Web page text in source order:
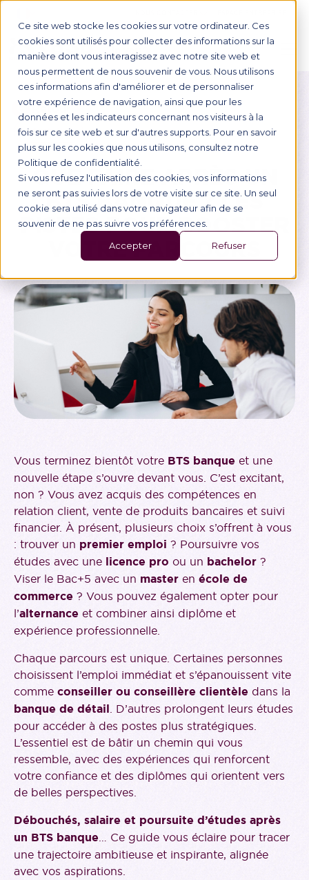
Ce site web stocke les cookies sur votre ordinateur. Ces
cookies sont utilisés pour collecter des informations sur la
manière dont vous interagissez avec notre site web et
nous permettent de nous souvenir de vous. Nous utilisons
ces informations afin d'améliorer et de personnaliser
votre expérience de navigation, ainsi que pour les
données et les indicateurs concernant nos visiteurs à la
fois sur ce site web et sur d'autres supports. Pour en savoir
plus sur les cookies que nous utilisons, consultez notre
Politique de confidentialité.
Si vous refusez l'utilisation des cookies, vos informations
ne seront pas suivies lors de votre visite sur ce site. Un seul
cookie sera utilisé dans votre navigateur afin de se
souvenir de ne pas suivre vos préférences.
Accepter Refuser
Retour
Orientation
QUE FAIRE APRÈS UN
BTS BANQUE ? LES
PISTES POUR BOOSTER
VOTRE PARCOURS
Vous terminez bientôt votre BTS banque et une
nouvelle étape s’ouvre devant vous. C’est excitant,
non ? Vous avez acquis des compétences en
relation client, vente de produits bancaires et suivi
financier. À présent, plusieurs choix s’offrent à vous
: trouver un premier emploi ? Poursuivre vos
études avec une licence pro ou un bachelor ?
Viser le Bac+5 avec un master en école de
commerce ? Vous pouvez également opter pour
l’alternance et combiner ainsi diplôme et
expérience professionnelle.
Chaque parcours est unique. Certaines personnes
choisissent l’emploi immédiat et s’épanouissent vite
comme conseiller ou conseillère clientèle dans la
banque de détail. D’autres prolongent leurs études
pour accéder à des postes plus stratégiques.
L’essentiel est de bâtir un chemin qui vous
ressemble, avec des expériences qui renforcent
votre confiance et des diplômes qui orientent vers
de belles perspectives.
Débouchés, salaire et poursuite d’études après
un BTS banque… Ce guide vous éclaire pour tracer
une trajectoire ambitieuse et inspirante, alignée
avec vos aspirations.